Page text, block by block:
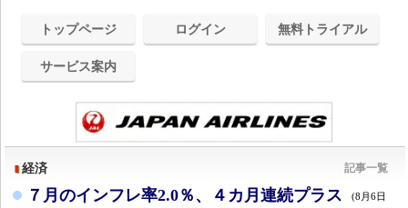
トップページ ログイン 無料トライアル
サービス案内
経済 記事一覧
７月のインフレ率2.0％、４カ月連続プラス (8月6日